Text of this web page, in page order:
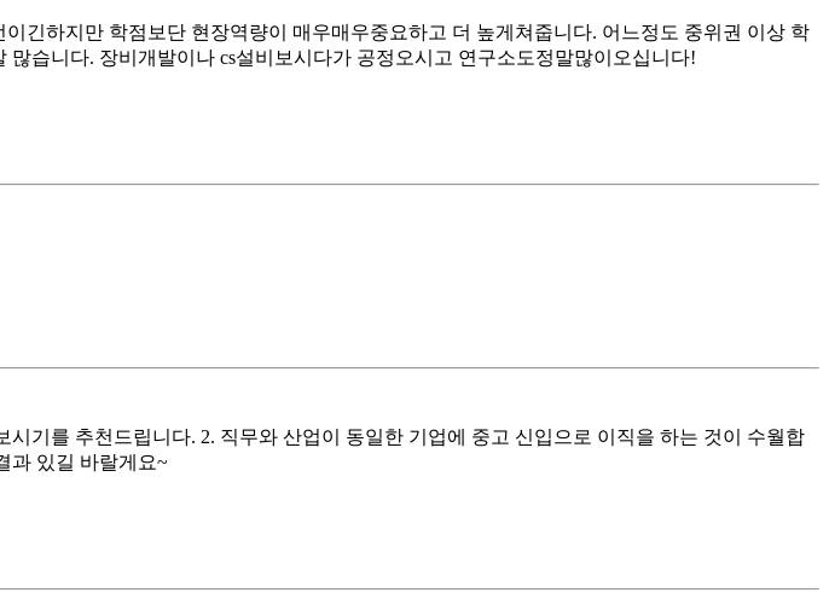
긴하지만 학점보단 현장역량이 매우매우중요하고 더 높게쳐줍니다. 어느정도 중위권 이상 학
습니다. 장비개발이나 cs설비보시다가 공정오시고 연구소도정말많이오십니다!
기를 추천드립니다. 2. 직무와 산업이 동일한 기업에 중고 신입으로 이직을 하는 것이 수월합
과 있길 바랄게요~